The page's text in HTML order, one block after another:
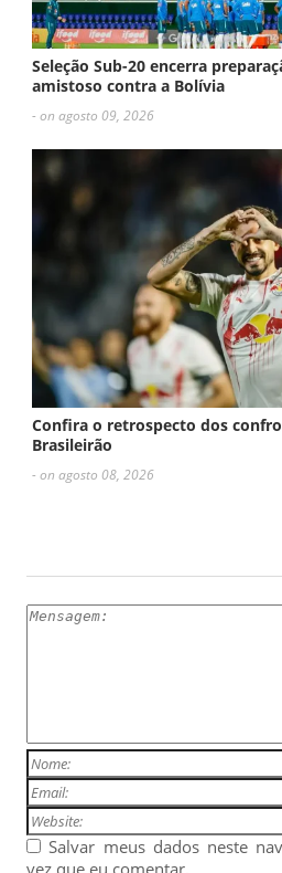
Seleção Sub-20 encerra
amistoso contra a Bolívia
- on agosto 09, 2026
Confira o retrospecto dos
Brasileirão
- on agosto 08, 2026
Salvar meus dados neste
vez que eu comentar.